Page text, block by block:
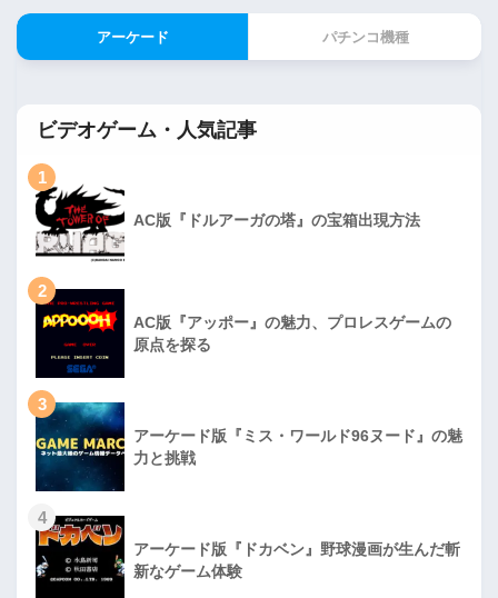
アーケード パチンコ機種
ビデオゲーム・人気記事
1
AC版『ドルアーガの塔』の宝箱出現方法
2
AC版『アッポー』の魅力、プロレスゲームの
原点を探る
3
アーケード版『ミス・ワールド96ヌード』の魅
力と挑戦
4
アーケード版『ドカベン』野球漫画が生んだ斬
新なゲーム体験